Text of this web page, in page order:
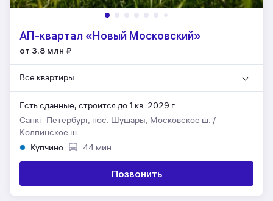
АП-квартал «Новый Московский»
от 3,8 млн ₽
Все квартиры
Есть сданные, строится до 1 кв. 2029 г.
Санкт-Петербург, пос. Шушары, Московское ш. /
Колпинское ш.
Купчино
44 мин.
Позвонить